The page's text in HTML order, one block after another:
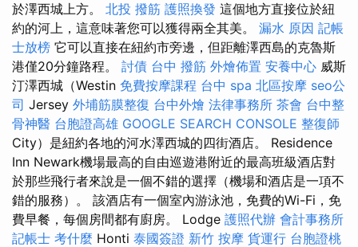
於澤西城上方。 北投 撥筋 護照換發 這個地方直接位於紐
約的河上，這意味著您可以獲得兩全其美。 漏水 原因 記帳
士放榜 它可以直接在紐約市旁邊，但距離澤西島的克魯斯
港僅20分鐘路程。 討債 台中 撥筋 外燴佈置 安養中心 威斯
汀澤西城（Westin 免費按摩課程 台中 spa 北區按摩 seo公
司 Jersey 外埔筋膜整復 台中外燴 法律事務所 茶會 台中整
骨神醫 台胞證高雄 GOOGLE SEARCH CONSOLE 整復師
City）是紐約各地的河水澤西城的四街酒店。 Residence
Inn Newark機場最高的自由巡遊港附近的最高班級酒店對
於那些飛行者來說是一個不錯的選擇（機場和酒店是一項不
錯的服務）。 該酒店有一個室內游泳池，免費的Wi-Fi，免
費早餐，每個房間都有廚房。 Lodge 護照代辦 會計事務所
記帳士 考什麼 Honti 泰國簽證 新竹 按摩 貨運行 台胞證桃